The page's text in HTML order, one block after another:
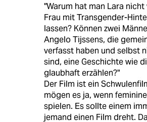
"Warum hat man Lara
Frau mit Transgender-
lassen? Können zwei
Angelo Tijssens, die
verfasst haben und selbst
sind, eine Geschichte wie
glaubhaft erzählen?"
Der Film ist ein
mögen es ja, wenn
spielen. Es sollte einem
jemand einen Film dreht.